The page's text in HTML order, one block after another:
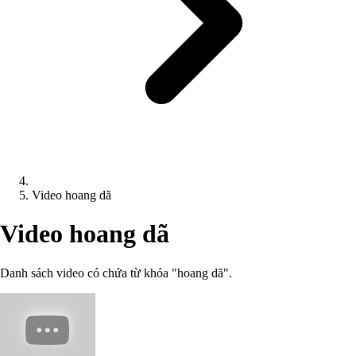
Video hoang dã
Video hoang dã
Danh sách video có chứa từ khóa "hoang dã".